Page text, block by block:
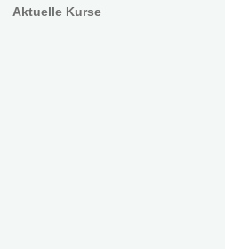
Aktuelle Kurse